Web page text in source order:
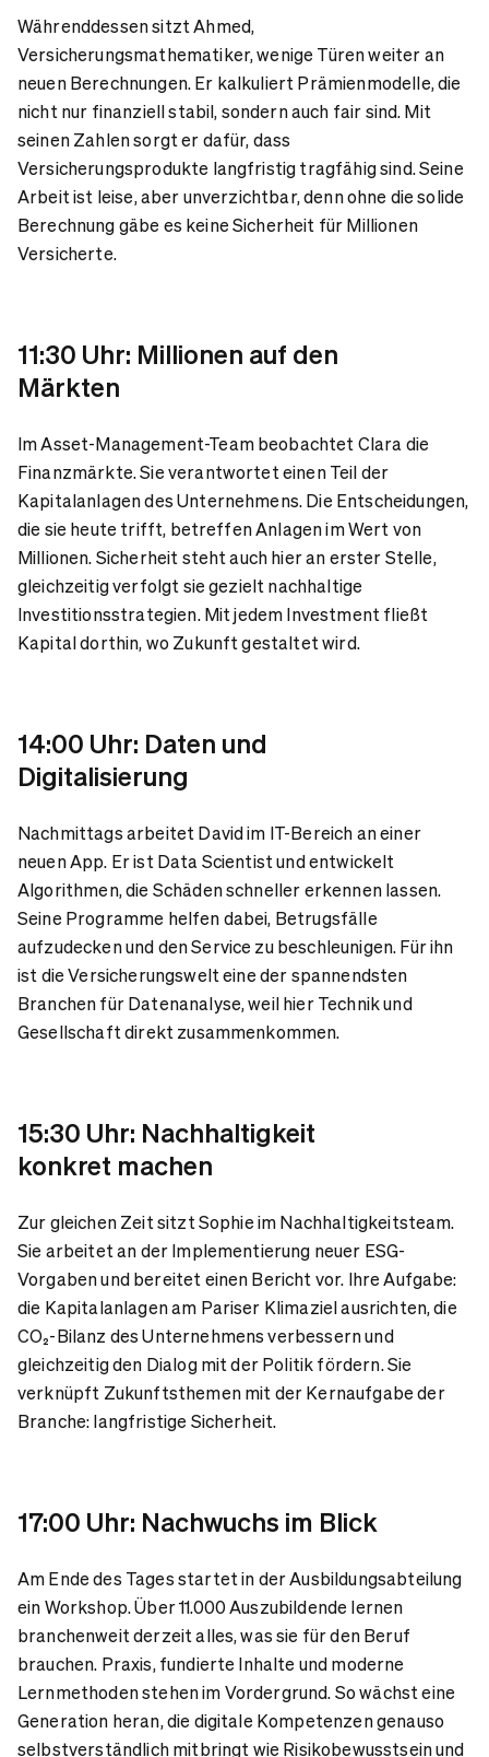
Währenddessen sitzt Ahmed,
Versicherungsmathematiker, wenige Türen weiter an
neuen Berechnungen. Er kalkuliert Prämienmodelle, die
nicht nur finanziell stabil, sondern auch fair sind. Mit
seinen Zahlen sorgt er dafür, dass
Versicherungsprodukte langfristig tragfähig sind. Seine
Arbeit ist leise, aber unverzichtbar, denn ohne die solide
Berechnung gäbe es keine Sicherheit für Millionen
Versicherte.
11:30 Uhr: Millionen auf den
Märkten
Im Asset-Management-Team beobachtet Clara die
Finanzmärkte. Sie verantwortet einen Teil der
Kapitalanlagen des Unternehmens. Die Entscheidungen,
die sie heute trifft, betreffen Anlagen im Wert von
Millionen. Sicherheit steht auch hier an erster Stelle,
gleichzeitig verfolgt sie gezielt nachhaltige
Investitionsstrategien. Mit jedem Investment fließt
Kapital dorthin, wo Zukunft gestaltet wird.
14:00 Uhr: Daten und
Digitalisierung
Nachmittags arbeitet David im IT-Bereich an einer
neuen App. Er ist Data Scientist und entwickelt
Algorithmen, die Schäden schneller erkennen lassen.
Seine Programme helfen dabei, Betrugsfälle
aufzudecken und den Service zu beschleunigen. Für ihn
ist die Versicherungswelt eine der spannendsten
Branchen für Datenanalyse, weil hier Technik und
Gesellschaft direkt zusammenkommen.
15:30 Uhr: Nachhaltigkeit
konkret machen
Zur gleichen Zeit sitzt Sophie im Nachhaltigkeitsteam.
Sie arbeitet an der Implementierung neuer ESG-
Vorgaben und bereitet einen Bericht vor. Ihre Aufgabe:
die Kapitalanlagen am Pariser Klimaziel ausrichten, die
CO₂-Bilanz des Unternehmens verbessern und
gleichzeitig den Dialog mit der Politik fördern. Sie
verknüpft Zukunftsthemen mit der Kernaufgabe der
Branche: langfristige Sicherheit.
17:00 Uhr: Nachwuchs im Blick
Am Ende des Tages startet in der Ausbildungsabteilung
ein Workshop. Über 11.000 Auszubildende lernen
branchenweit derzeit alles, was sie für den Beruf
brauchen. Praxis, fundierte Inhalte und moderne
Lernmethoden stehen im Vordergrund. So wächst eine
Generation heran, die digitale Kompetenzen genauso
selbstverständlich mitbringt wie Risikobewusstsein und